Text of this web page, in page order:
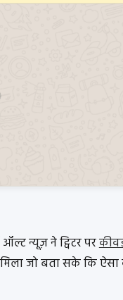
न्यूज़ ने ट्विटर पर
जो बता सके कि ऐसा